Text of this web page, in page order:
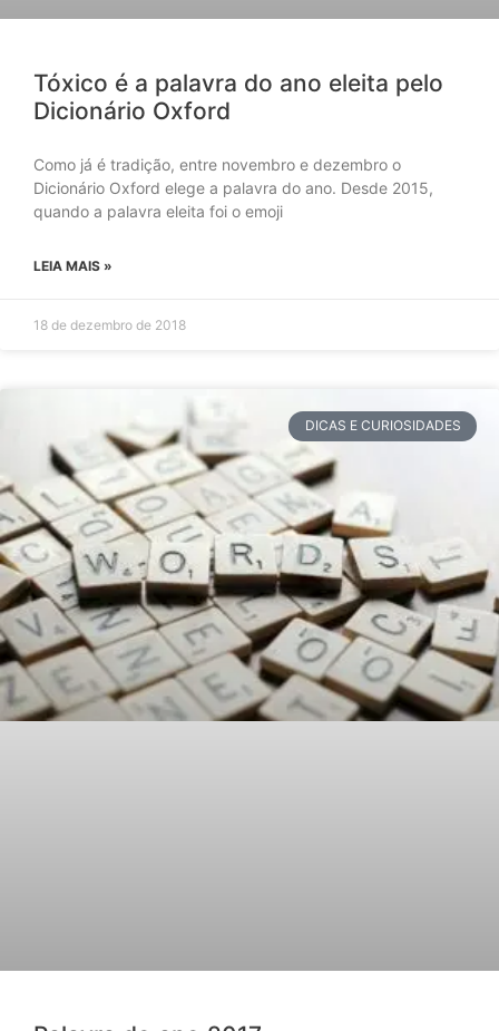
Tóxico é a palavra do ano eleita pelo
Dicionário Oxford
Como já é tradição, entre novembro e dezembro o
Dicionário Oxford elege a palavra do ano. Desde 2015,
quando a palavra eleita foi o emoji
LEIA MAIS »
18 de dezembro de 2018
DICAS E CURIOSIDADES